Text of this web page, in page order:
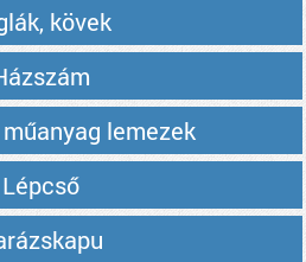
kövek
lemezek
Lépcső